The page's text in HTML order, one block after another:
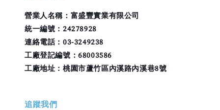
營業人名稱：富盛豐實業有限公司
統一編號：24278928
連絡電話：03-3249238
工廠登記編號：68003586
工廠地址：桃園市蘆竹區內溪路內溪巷8號
追蹤我們